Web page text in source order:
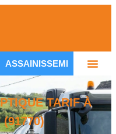
AUTONOME
TARIF À
(91770)